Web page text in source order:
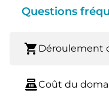
Questions
shopping_cart Déroulement
point_of_saleCoût du